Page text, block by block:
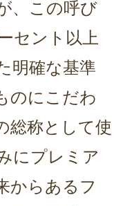
、この呼び
セント以上
明確な基準
のにこだわ
総称として使
にプレミア
からあるフ